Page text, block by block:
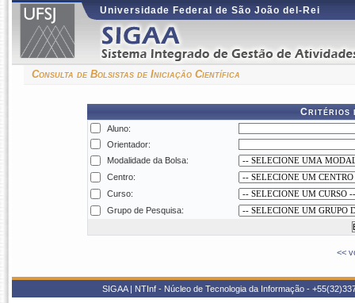
Universidade Federal de São João del-Rei
Consulta de Bolsistas de Iniciação Científica
Critérios
Aluno:
Orientador:
Modalidade da Bolsa:
Centro:
Curso:
Grupo de Pesquisa:
<<
SIGAA | NTInf - Núcleo de Tecnologia da Informação -